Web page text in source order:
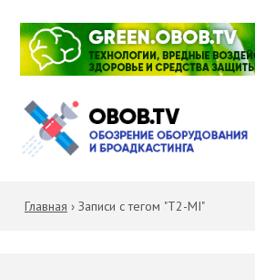
Главная › Записи с тегом "T2-MI"